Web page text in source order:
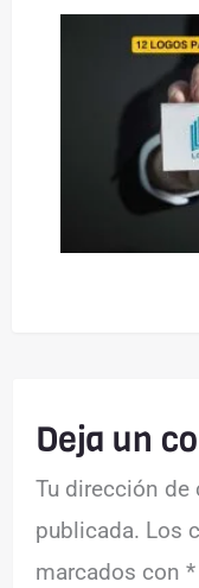
Deja un
Tu dirección de
publicada. Los
marcados con*